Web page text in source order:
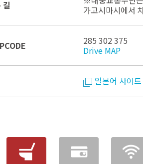
길
가고시마시에서
285 302 375
Drive MAP
일본어 사이